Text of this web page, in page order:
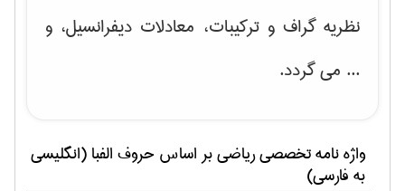
نظریه گراف و تركیبات، معادلات دیفرانسیل، و
... می گردد.
واژه نامه تخصصیرياضیبر اساس حروف الفبا (انگلیسی
به فارسی)